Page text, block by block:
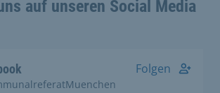
auf unseren Social Media
Folgen